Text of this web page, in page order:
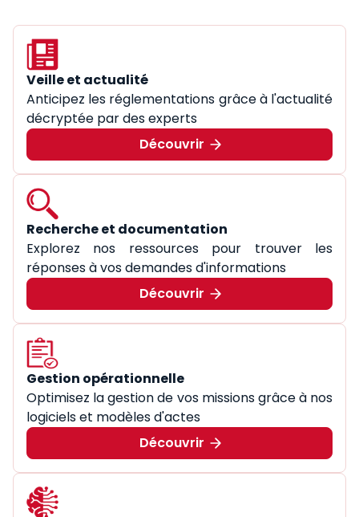
Veille et actualité
Anticipez les réglementations grâce à l'actualité
décryptée par des experts
Découvrir
Recherche et documentation
Explorez nos ressources pour trouver les
réponses à vos demandes d'informations
Découvrir
Gestion opérationnelle
Optimisez la gestion de vos missions grâce à nos
logiciels et modèles d'actes
Découvrir